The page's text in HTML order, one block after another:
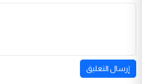
إرسال التعليق